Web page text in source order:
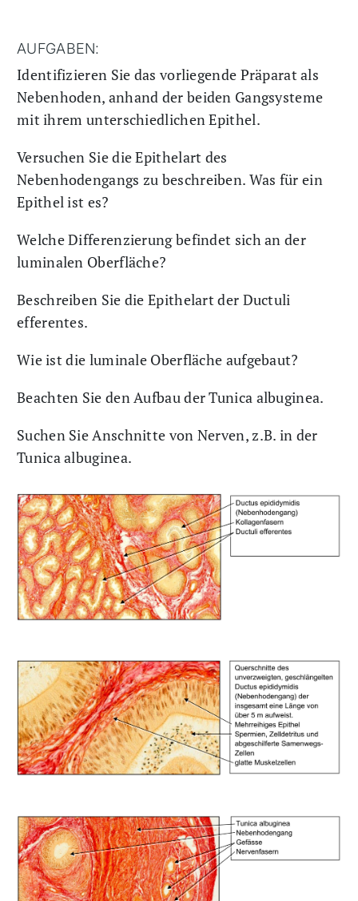
AUFGABEN:
Identifizieren Sie das vorliegende Präparat als
Nebenhoden, anhand der beiden Gangsysteme
mit ihrem unterschiedlichen Epithel.
Versuchen Sie die Epithelart des
Nebenhodengangs zu beschreiben. Was für ein
Epithel ist es?
Welche Differenzierung befindet sich an der
luminalen Oberfläche?
Beschreiben Sie die Epithelart der Ductuli
efferentes.
Wie ist die luminale Oberfläche aufgebaut?
Beachten Sie den Aufbau der Tunica albuginea.
Suchen Sie Anschnitte von Nerven, z.B. in der
Tunica albuginea.